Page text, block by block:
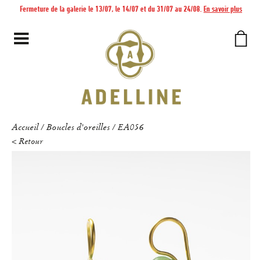
Fermeture de la galerie le 13/07, le 14/07 et du 31/07 au 24/08. En savoir plus
Accueil/Boucles d'oreilles /EA056
< Retour